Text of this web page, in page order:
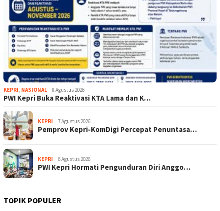
KEPRI, NASIONAL 8 Agustus 2026
PWI Kepri Buka Reaktivasi KTA Lama dan K…
KEPRI 7 Agustus 2026
Pemprov Kepri-KomDigi Percepat Penuntasa…
KEPRI 6 Agustus 2026
PWI Kepri Hormati Pengunduran Diri Anggo…
TOPIK POPULER